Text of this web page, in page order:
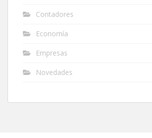
Contadores
Economía
Empresas
Novedades